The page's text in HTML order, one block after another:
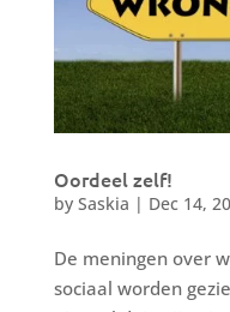
Oordeel zelf!
by Saskia | Dec 14,
De meningen over
sociaal worden